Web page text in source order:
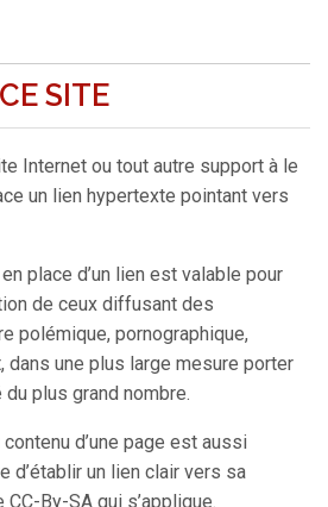
SITE
Internet ou tout autre support à le
un lien hypertexte pointant vers
place d’un lien est valable pour
de ceux diffusant des
polémique, pornographique,
dans une plus large mesure porter
plus grand nombre.
d’une page est aussi
d’établir un lien clair vers sa
CC-By-SA qui s’applique.